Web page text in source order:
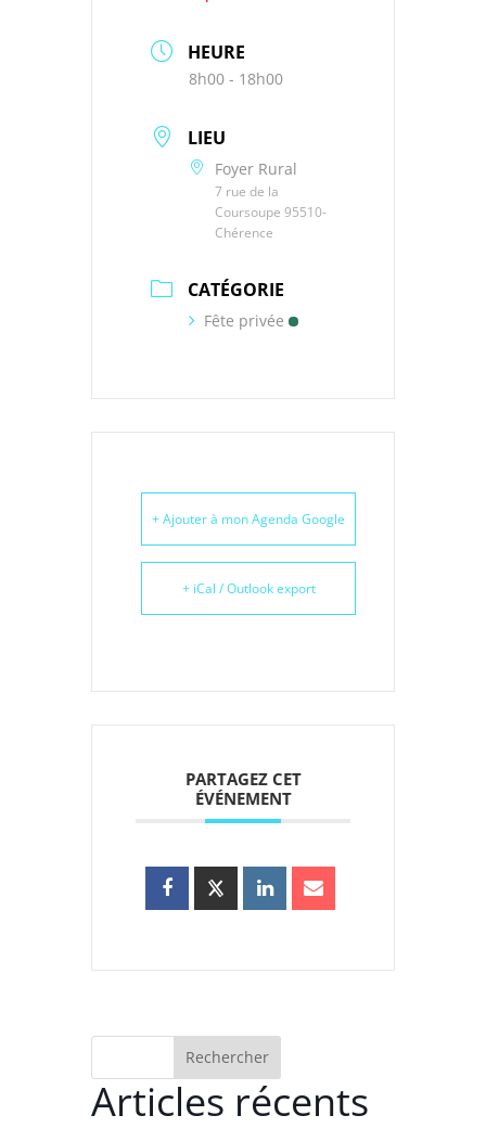
HEURE
8h00 - 18h00
LIEU
Foyer Rural
7 rue de la
Coursoupe 95510-
Chérence
CATÉGORIE
Fête privée
+ Ajouter à mon Agenda Google
+ iCal / Outlook export
PARTAGEZ CET
ÉVÉNEMENT
Rechercher
Articles récents